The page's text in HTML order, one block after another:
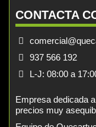
CONTACTA
937 566 192
L-J: 08:00 a
Empresa dedicada
precios muy